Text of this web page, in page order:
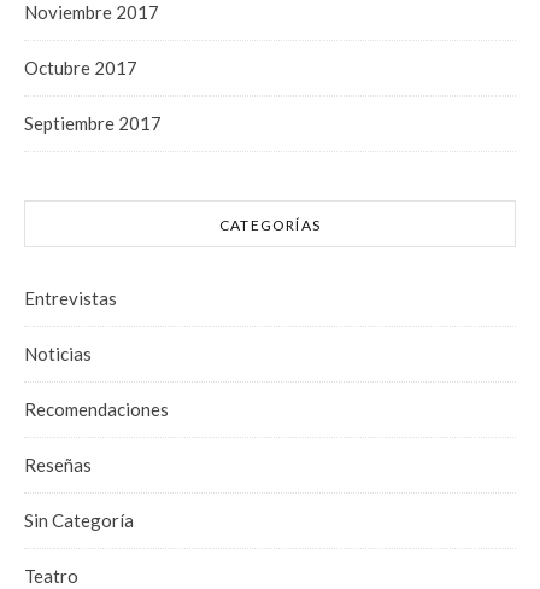
Noviembre 2017
Octubre 2017
Septiembre 2017
CATEGORÍAS
Entrevistas
Noticias
Recomendaciones
Reseñas
Sin Categoría
Teatro